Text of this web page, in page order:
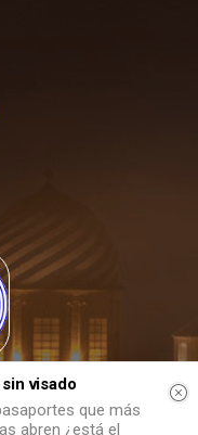
de compromiso en el
visado
que más
abren ¿está el